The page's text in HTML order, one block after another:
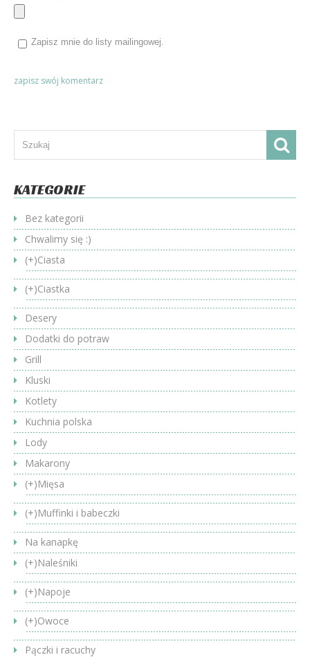
Zapisz mnie do listy mailingowej.
KATEGORIE
Bez kategorii
Chwalimy się :)
(+)Ciasta
(+)Ciastka
Desery
Dodatki do potraw
Grill
Kluski
Kotlety
Kuchnia polska
Lody
Makarony
(+)Mięsa
(+)Muffinki i babeczki
Na kanapkę
(+)Naleśniki
(+)Napoje
(+)Owoce
Pączki i racuchy